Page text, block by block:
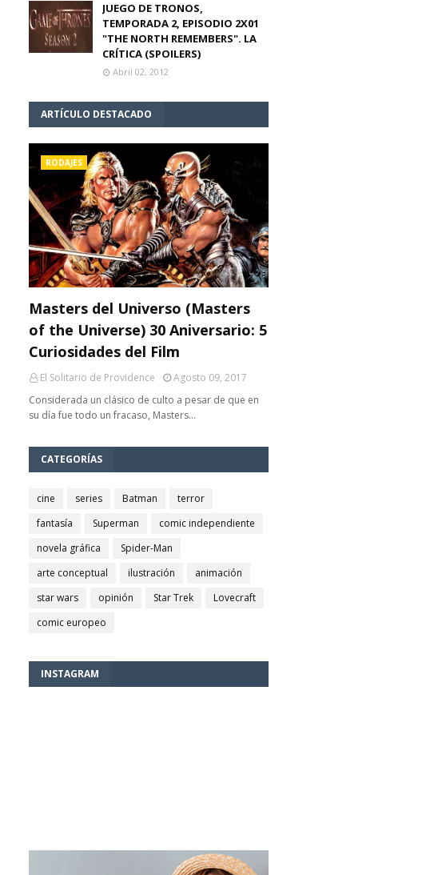
JUEGO DE TRONOS,
TEMPORADA 2, EPISODIO 2X01
"THE NORTH REMEMBERS". LA
CRÍTICA (SPOILERS)
Abril 02, 2012
ARTÍCULO DESTACADO
RODAJES
Masters del Universo (Masters
of the Universe) 30 Aniversario: 5
Curiosidades del Film
El Solitario de Providence
Agosto 09, 2017
Considerada un clásico de culto a pesar de que en
su día fue todo un fracaso, Masters…
CATEGORÍAS
cine series Batman
terror
fantasía
Superman
comic independiente
novela gráfica
Spider-Man
arte conceptual
ilustración
animación
star wars
opinión Star Trek
Lovecraft
comic europeo
INSTAGRAM